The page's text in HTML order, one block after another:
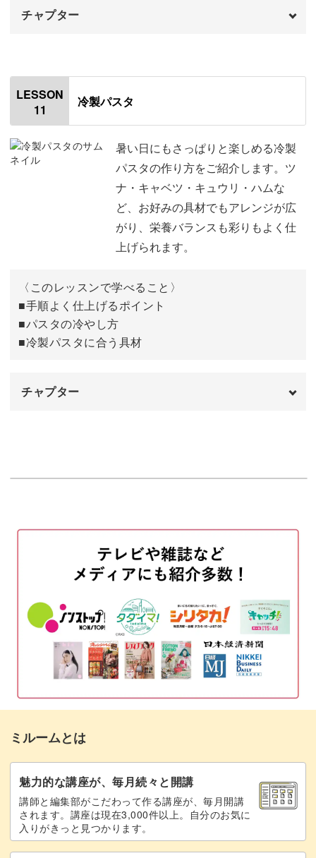
チャプター
はじめに
使用材料
下準備をする 03:04
05:27
10:03
パスタとソースを合わせる
完成♪
LESSON
11
冷製パスタ
暑い日にもさっぱりと楽しめる冷製
パスタの作り方をご紹介します。ツ
ナ・キャベツ・キュウリ・ハムな
ど、お好みの具材でもアレンジが広
がり、栄養バランスも彩りもよく仕
上げられます。
〈このレッスンで学べること〉
■手順よく仕上げるポイント
■パスタの冷やし方
■冷製パスタに合う具材
チャプター
パスタをゆでる
パスタを氷水で冷やす
パスタとソースを和える 14:25
盛りつけをする
完成♪
ミルームとは
魅力的な講座が、毎月続々と開講
講師と編集部がこだわって作る講座が、毎月開講
されます。講座は現在3,000件以上。自分のお気に
入りがきっと見つかります。